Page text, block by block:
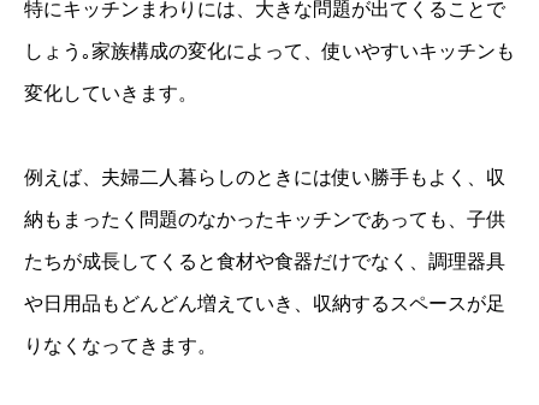
特にキッチンまわりには、大きな問題が出てくることで
しょう｡家族構成の変化によって、使いやすいキッチンも
変化していきます。
例えば、夫婦二人暮らしのときには使い勝手もよく、収
納もまったく問題のなかったキッチンであっても、子供
たちが成長してくると食材や食器だけでなく、調理器具
や日用品もどんどん増えていき、収納するスペースが足
りなくなってきます。